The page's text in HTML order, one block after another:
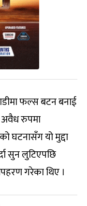
फल्स बटन बनाई
रुपमा
घटनासँग यो मुद्दा
सुन लुटिएपछि
गरेका थिए ।